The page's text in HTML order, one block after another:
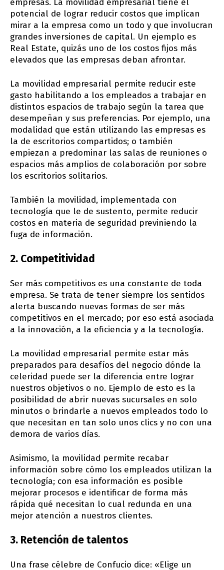
empresas. La movilidad empresarial tiene el
potencial de lograr reducir costos que implican
mirar a la empresa como un todo y que involucran
grandes inversiones de capital. Un ejemplo es
Real Estate, quizás uno de los costos fijos más
elevados que las empresas deban afrontar.
La movilidad empresarial permite reducir este
gasto habilitando a los empleados a trabajar en
distintos espacios de trabajo según la tarea que
desempeñan y sus preferencias. Por ejemplo, una
modalidad que están utilizando las empresas es
la de escritorios compartidos; o también
empiezan a predominar las salas de reuniones o
espacios más amplios de colaboración por sobre
los escritorios solitarios.
También la movilidad, implementada con
tecnología que le de sustento, permite reducir
costos en materia de seguridad previniendo la
fuga de información.
2. Competitividad
Ser más competitivos es una constante de toda
empresa. Se trata de tener siempre los sentidos
alerta buscando nuevas formas de ser más
competitivos en el mercado; por eso está asociada
a la innovación, a la eficiencia y a la tecnología.
La movilidad empresarial permite estar más
preparados para desafíos del negocio dónde la
celeridad puede ser la diferencia entre lograr
nuestros objetivos o no. Ejemplo de esto es la
posibilidad de abrir nuevas sucursales en solo
minutos o brindarle a nuevos empleados todo lo
que necesitan en tan solo unos clics y no con una
demora de varios días.
Asimismo, la movilidad permite recabar
información sobre cómo los empleados utilizan la
tecnología; con esa información es posible
mejorar procesos e identificar de forma más
rápida qué necesitan lo cual redunda en una
mejor atención a nuestros clientes.
3. Retención de talentos
Una frase célebre de Confucio dice: «Elige un